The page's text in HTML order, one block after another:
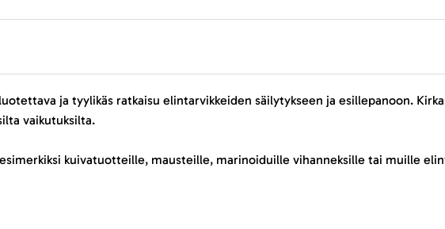
ja tyylikäs ratkaisu elintarvikkeiden säilytykseen ja esillepanoon.
vaikutuksilta.
kuivatuotteille, mausteille, marinoiduille vihanneksille tai muille